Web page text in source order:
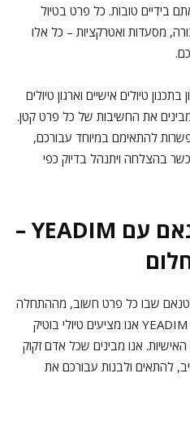
בידיים טובות. כל פרט בטיול
מסעדות ואטרקציות – כל אלו
מ-30 שנות ניסיון בתכנון טיולים אישיים וארגון טיולים
מבינים את החשיבות של כל פרט קטן.
להתאימם במיוחד עבורכם,
בהצלחה ויתנהל בדיוק כפי
טיול מאורגן לוייטנאם עם YEADIM –
שבו כל פרט חשוב, מההתחלה
ועד הסיום, אנחנו כאן בשבילכם. ב- YEADIM אנו מציעים טיולי בוטיק
אנו מבינים שכל אדם זקוק
להתאים ולבנות עבורכם את